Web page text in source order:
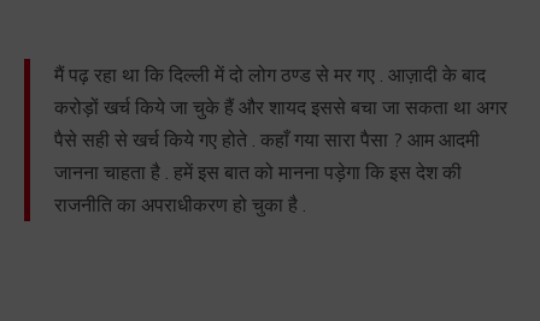
मैं पढ़ रहा था कि दिल्ली में दो लोग ठण्ड से मर गए . आज़ादी के बाद
करोड़ों खर्च किये जा चुके हैं और शायद इससे बचा जा सकता था अगर
पैसे सही से खर्च किये गए होते . कहाँ गया सारा पैसा ? आम आदमी
जानना चाहता है . हमें इस बात को मानना पड़ेगा कि इस देश की
राजनीति का अपराधीकरण हो चुका है .